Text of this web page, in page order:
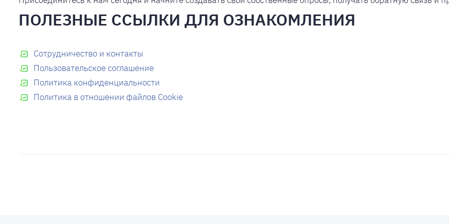
ПОЛЕЗНЫЕ ССЫЛКИ ДЛЯ ОЗНАКОМЛЕНИЯ
Сотрудничество и контакты
Пользовательское соглашение
Политика конфиденциальности
Политика в отношении файлов Cookie